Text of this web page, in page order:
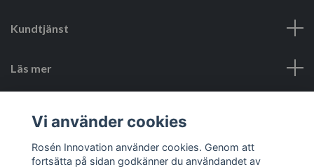
Kundtjänst
Läs mer
Vi använder cookies
Rosén Innovation använder cookies. Genom att
fortsätta på sidan godkänner du användandet av